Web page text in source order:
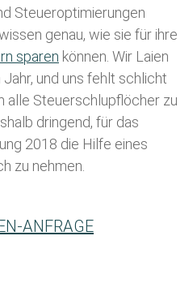
Steueroptimierungen
genau, wie sie für ihre
sparen können. Wir Laien
und uns fehlt schlicht
alle Steuerschlupflöcher zu
dringend, für das
2018 die Hilfe eines
zu nehmen.
ANFRAGE